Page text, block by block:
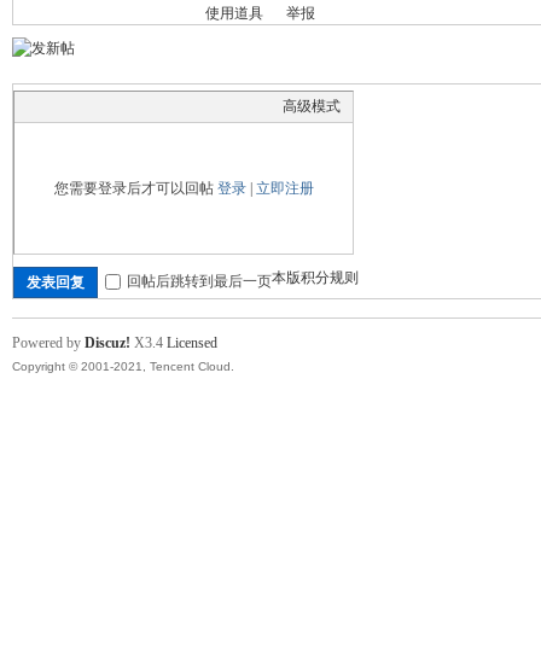
使用道具
举报
高级模式
您需要登录后才可以回帖 登录| 立即注册
本版积分规则
发表回复 回帖后跳转到最后一页
Powered by Discuz! X3.4 Licensed
Copyright © 2001-2021, Tencent Cloud.